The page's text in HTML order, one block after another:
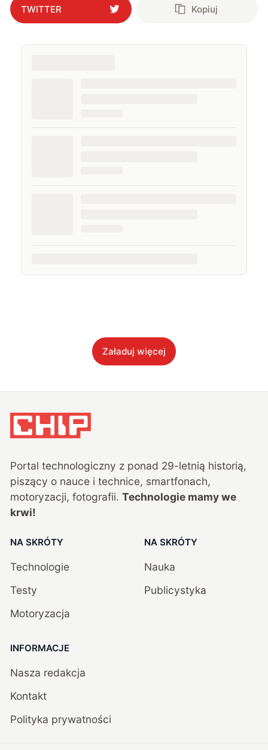
TWITTER Kopiuj
Załaduj więcej
Portal technologiczny z ponad 29-letnią historią,
piszący o nauce i technice, smartfonach,
motoryzacji, fotografii. Technologie mamy we
krwi!
NA SKRÓTY
Technologie
Testy
Motoryzacja
NA SKRÓTY
Nauka
Publicystyka
INFORMACJE
Nasza redakcja
Kontakt
Polityka prywatności